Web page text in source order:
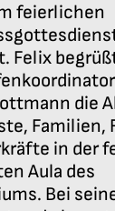
feierlichen
Felix
die
Familien,
in der
Aula des
Bei